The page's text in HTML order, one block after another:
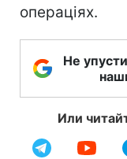
операціях.
Не
Или